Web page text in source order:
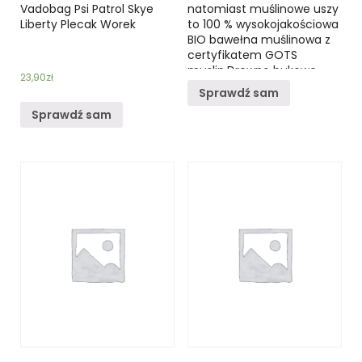
Vadobag Psi Patrol Skye
Liberty Plecak Worek
23,90zł
Sprawdź sam
natomiast muślinowe uszy
to 100 % wysokojakościowa
BIO bawełna muślinowa z
certyfikatem GOTS
muslin.Drewno bukowe
jako produkt pochodzący z
natury jest jednym z
Sprawdź sam